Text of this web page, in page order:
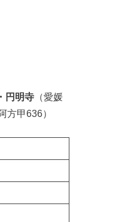
円明寺（愛媛
甲636）